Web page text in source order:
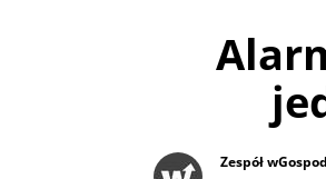
Zespół